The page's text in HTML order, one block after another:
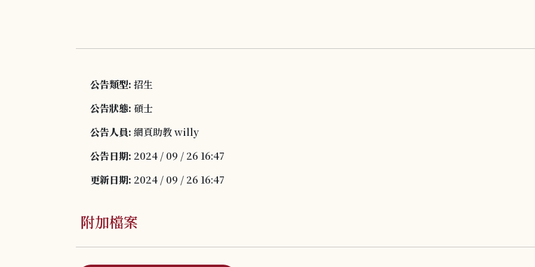
公告類型: 招生
公告狀態: 碩士
公告人員: 網頁助教 willy
公告日期: 2024 / 09 / 26 16:47
更新日期: 2024 / 09 / 26 16:47
附加檔案